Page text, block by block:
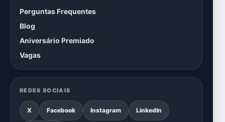
Perguntas Frequentes
Blog
Aniversário Premiado
Vagas
REDES SOCIAIS
X Facebook Instagram LinkedIn